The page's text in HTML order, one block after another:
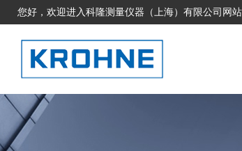
您好，欢迎进入科隆测量仪器（上海）有限公司网站